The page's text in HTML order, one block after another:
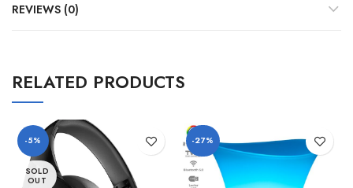
REVIEWS (0)
RELATED PRODUCTS
-5%
SOLD
OUT
-27%